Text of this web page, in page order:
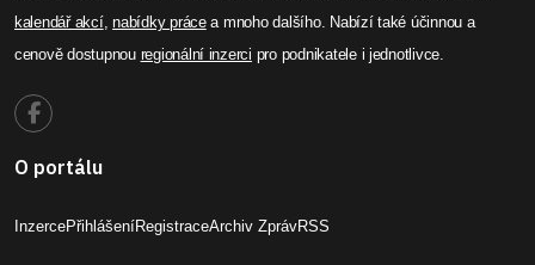
kalendář akcí,nabídky prácea mnoho dalšího. Nabízí také účinnou a
cenově dostupnou regionální inzerci pro podnikatele i jednotlivce.
O portálu
InzercePřihlášeníRegistraceArchiv ZprávRSS